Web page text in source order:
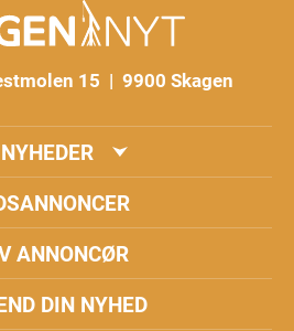
15 | 9900 Skagen
NYHEDER
ANNONCØR
DIN NYHED